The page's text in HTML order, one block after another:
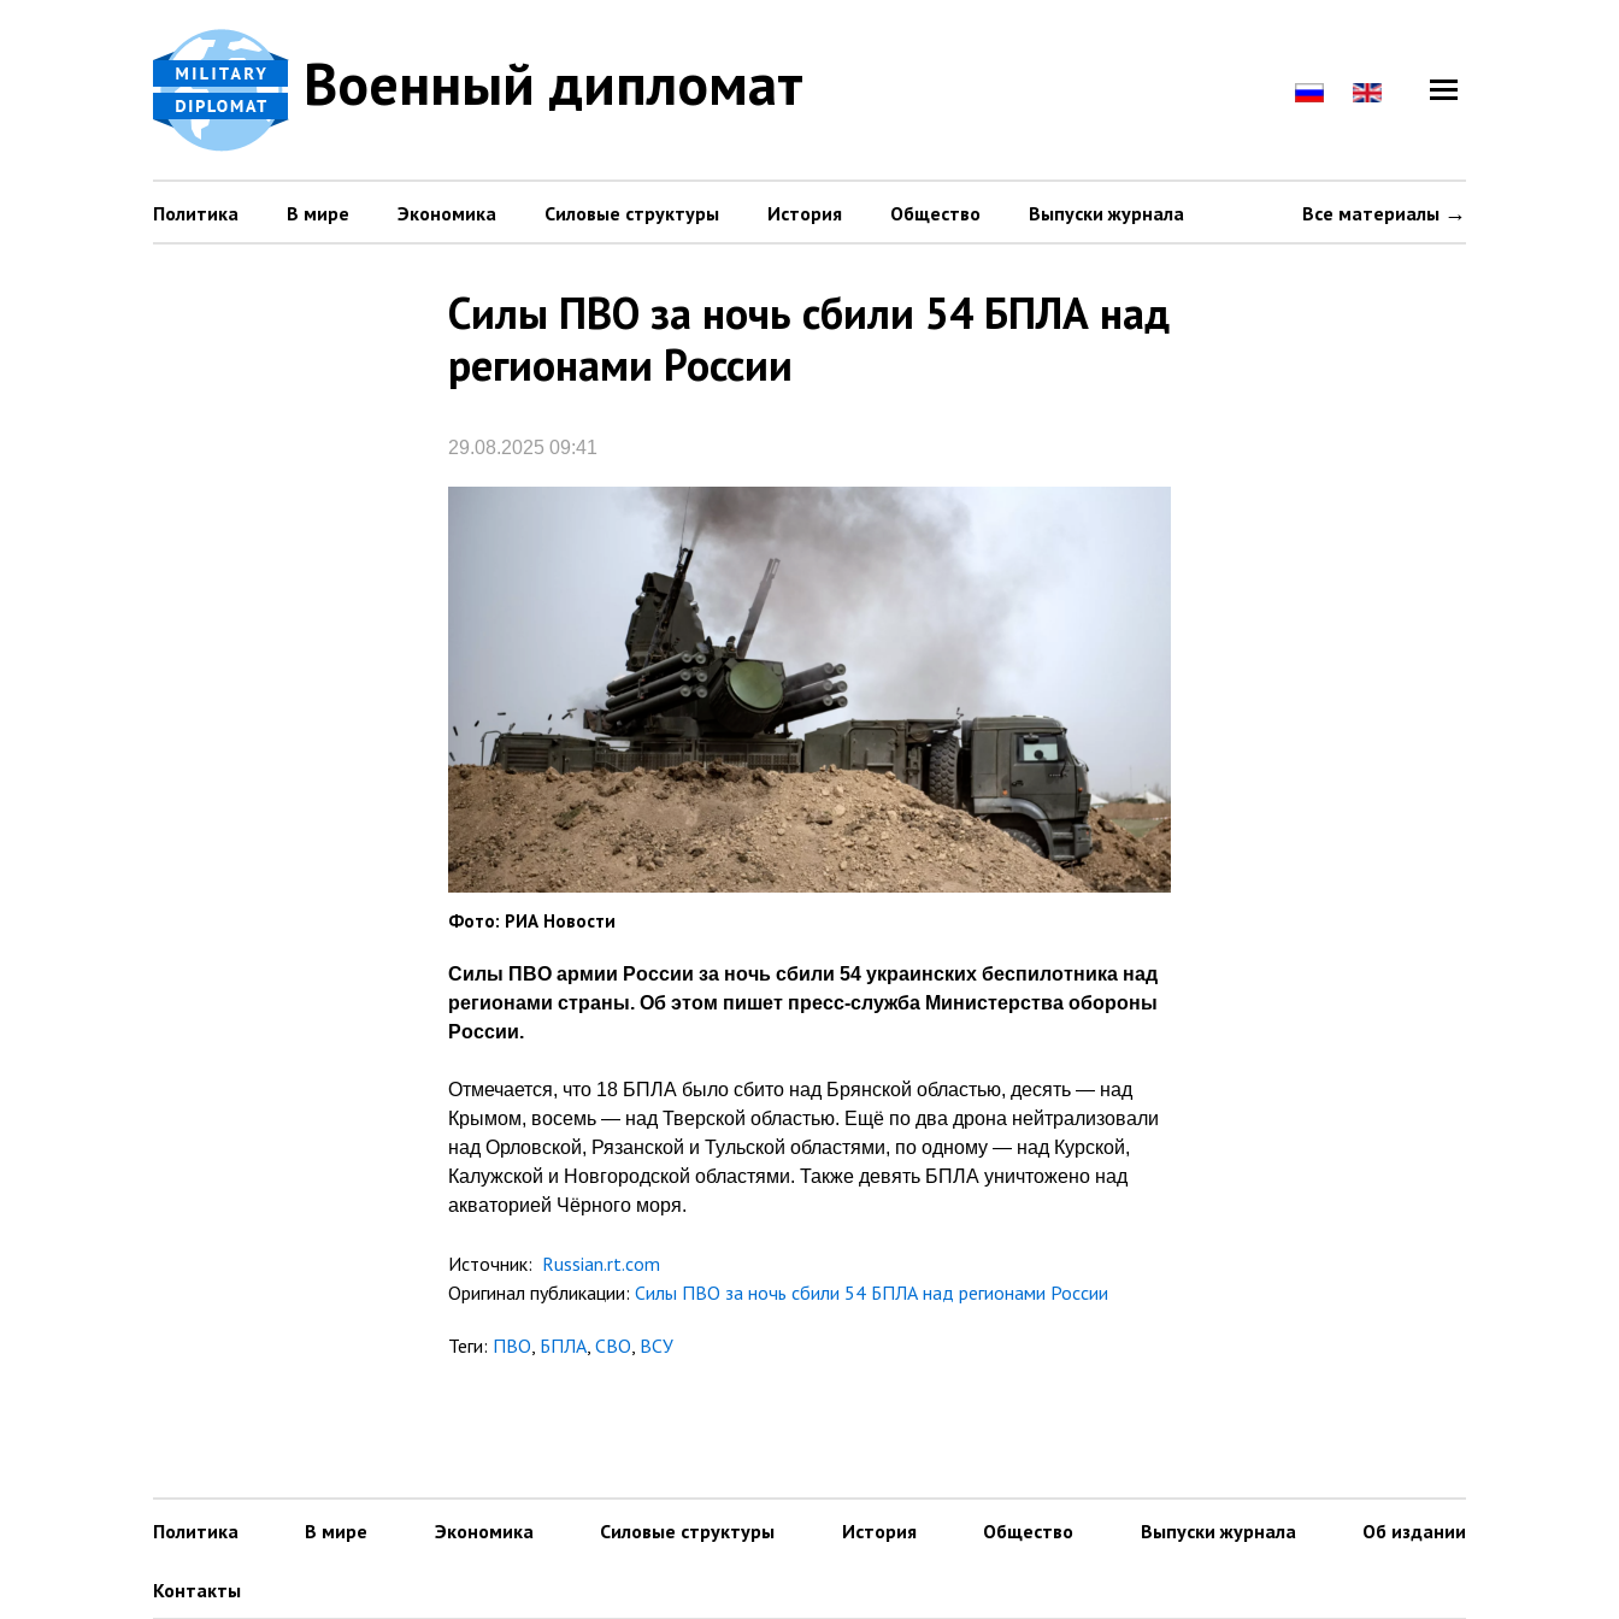
Военный дипломат
Политика В мире Экономика Силовые структуры История Общество Выпуски журнала Все материалы
Силы ПВО за ночь сбили 54 БПЛА над
регионами России
29.08.2025 09:41
Фото: РИА Новости
Силы ПВО армии России за ночь сбили 54 украинских беспилотника над
регионами страны. Об этом пишет пресс-служба Министерства обороны
России.
Отмечается, что 18 БПЛА было сбито над Брянской областью, десять — над
Крымом, восемь — над Тверской областью. Ещё по два дрона нейтрализовали
над Орловской, Рязанской и Тульской областями, по одному — над Курской,
Калужской и Новгородской областями. Также девять БПЛА уничтожено над
акваторией Чёрного моря.
Источник: Russian.rt.com
Оригинал публикации: Силы ПВО за ночь сбили 54 БПЛА над регионами России
Теги: ПВО, БПЛА, СВО, ВСУ
Политика В мире Экономика Силовые структуры История Общество Выпуски журнала Об издании
Контакты